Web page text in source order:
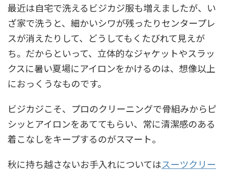
最近は自宅で洗えるビジカジ服も増えましたが、い
ざ家で洗うと、細かいシワが残ったりセンタープレ
スが消えたりして、どうしてもくたびれて見えが
ち。だからといって、立体的なジャケットやスラッ
クスに暑い夏場にアイロンをかけるのは、想像以上
におっくうなものです。
ビジカジこそ、プロのクリーニングで骨組みからピ
シッとアイロンをあててもらい、常に清潔感のある
着こなしをキープするのがスマート。
秋に持ち越さないお手入れについてはスーツクリー